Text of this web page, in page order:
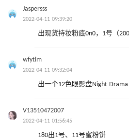
Jaspersss
2022-04-11 09:39:20
出现货持妆粉底0n0，1号（200
wfytlm
2022-04-11 09:32:04
出一个12色眼影盘Night Drama
V13510472007
2022-04-11 01:56:45
180出1号、11号蜜粉饼